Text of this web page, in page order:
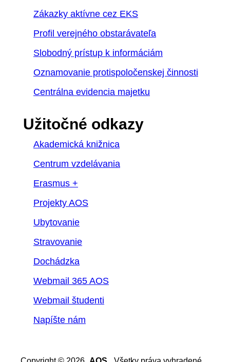
Zákazky aktívne cez EKS
Profil verejného obstarávateľa
Slobodný prístup k informáciám
Oznamovanie protispoločenskej činnosti
Centrálna evidencia majetku
Užitočné odkazy
Akademická knižnica
Centrum vzdelávania
Erasmus +
Projekty AOS
Ubytovanie
Stravovanie
Dochádzka
Webmail 365 AOS
Webmail študenti
Napíšte nám